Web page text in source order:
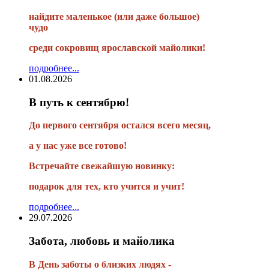
найдите маленькое (или даже большое)
чудо
среди сокровищ ярославской майолики!
подробнее...
01.08.2026
В путь к сентябрю!
До первого сентября остался всего месяц,
а у нас уже все готово!
Встречайте свежайшую новинку:
подарок для тех, кто учится и учит!
подробнее...
29.07.2026
Забота, любовь и майолика
В День заботы о близких людях -